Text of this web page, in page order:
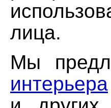
лица.
Мы
интерьера